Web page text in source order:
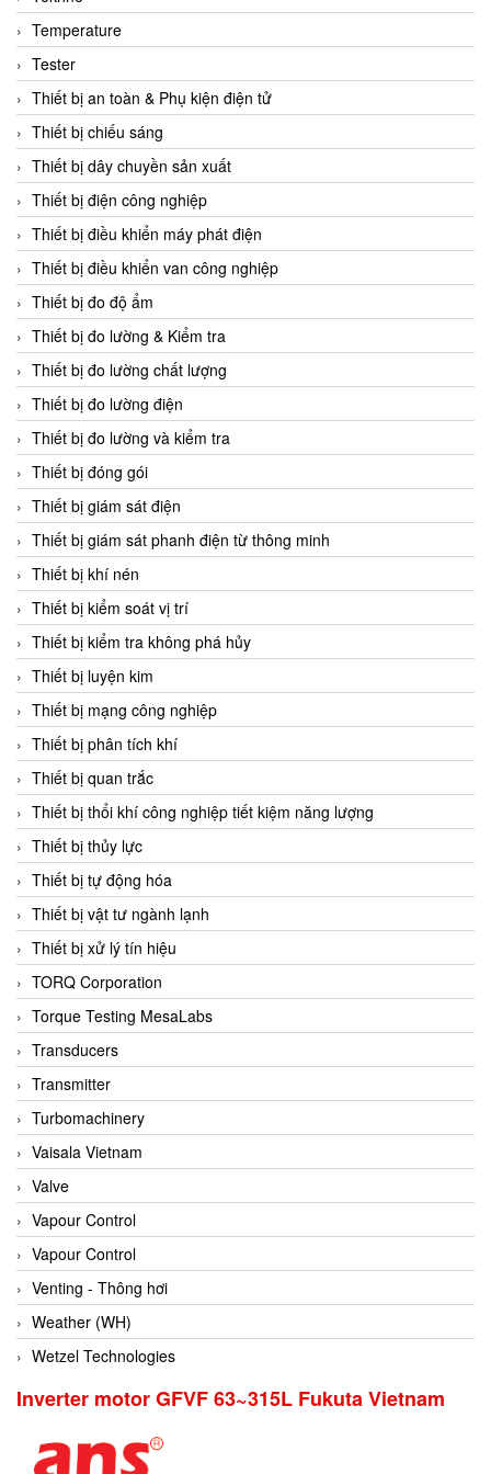
CCS
CD Automation
CEAG Sicherheitst
CEIA Vietnam
Celduc Vietnam
Cemb
Centec GmbH
CEQUBE
CHAUVIN ARNOUX
Checkline
Chino
Chiyoda Seiki
Chiyoda-Tsusho
Chongqing Huaneng
Chromalox
ChuanYi
CIC
Clage
Clake Fololo
Clark Cooper
CMC Ventilazione
Coax Valves Inc
Codel
Cofimco
Coltraco
Comat Releco
Comax
COMETECH VietNam
COMFILE Technology
Conch
Conductix/ WAMPFLER
Contrec
Contrinex
Control Solution Minesota
Copeland
Cortem
Cosa Xentaur
Cosil
Coulton
Crouzet
Crydom
Temperature
Tester
Thiết bị an toàn & Phụ kiện điện tử
Thiết bị chiếu sáng
Thiết bị dây chuyền sản xuất
Thiết bị điện công nghiệp
Thiết bị điều khiển máy phát điện
Thiết bị điều khiển van công nghiệp
Thiết bị đo độ ẩm
Thiết bị đo lường & Kiểm tra
Thiết bị đo lường chất lượng
Thiết bị đo lường điện
Thiết bị đo lường và kiểm tra
Thiết bị đóng gói
Thiết bị giám sát điện
Thiết bị giám sát phanh điện từ thông minh
Thiết bị khí nén
Thiết bị kiểm soát vị trí
Thiết bị kiểm tra không phá hủy
Thiết bị luyện kim
Thiết bị mạng công nghiệp
Thiết bị phân tích khí
Thiết bị quan trắc
Thiết bị thổi khí công nghiệp tiết kiệm năng lượng
Thiết bị thủy lực
Thiết bị tự động hóa
Thiết bị vật tư ngành lạnh
Thiết bị xử lý tín hiệu
TORQ Corporation
Torque Testing MesaLabs
Transducers
Transmitter
Turbomachinery
Vaisala Vietnam
Valve
Vapour Control
Vapour Control
Venting - Thông hơi
Weather (WH)
Wetzel Technologies
Inverter motor GFVF 63~315L Fukuta Vietnam